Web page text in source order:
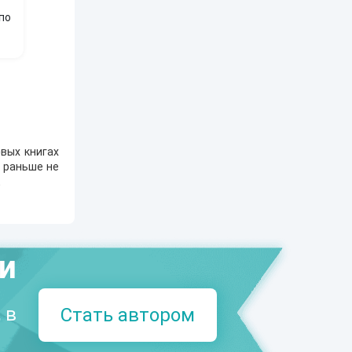
книгах
раньше не
в
Стать автором